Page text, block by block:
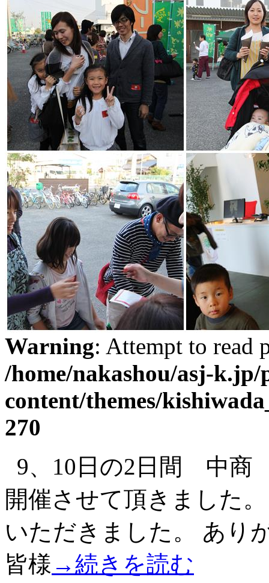
Warning: Attempt to read
/home/nakashou/asj-
content/themes/
270
9、10日の2日間 中商
開催させて頂きました
いただきました。 あり
皆様 →続きを読む